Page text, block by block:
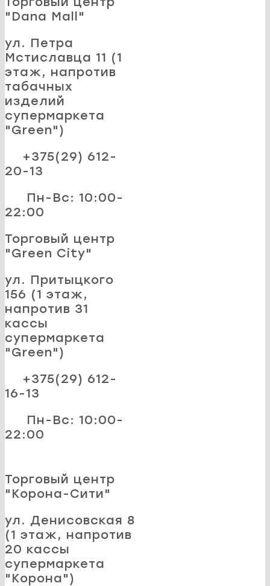
"Dana Mall"
ул. Петра
Мстиславца 11 (1
этаж, напротив
табачных
изделий
супермаркета
"Green")
+375(29) 612-
20-13
Пн-Вс: 10:00-
22:00
Торговый центр
"Green City"
ул. Притыцкого
156 (1 этаж,
напротив 31
кассы
супермаркета
"Green")
+375(29) 612-
16-13
Пн-Вс: 10:00-
22:00
Торговый центр
"Корона-Сити"
ул. Денисовская 8
(1 этаж, напротив
20 кассы
супермаркета
"Корона")